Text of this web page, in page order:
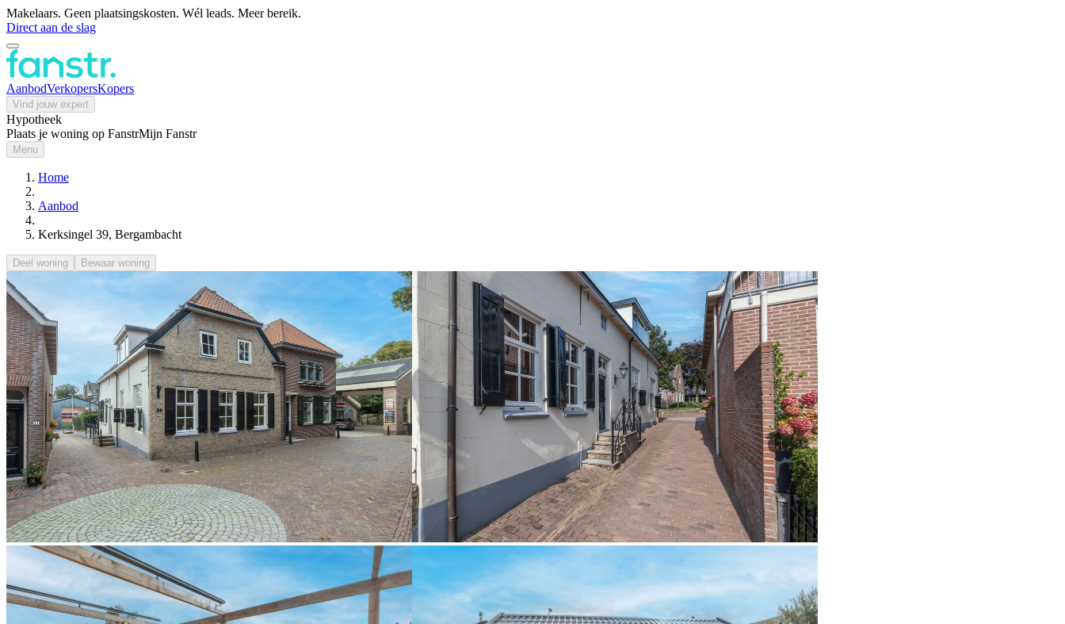
Makelaars. Geen plaatsingskosten. Wél leads. Meer bereik.
Direct aan de slag
AanbodVerkopersKopers
Vind jouw expert
Hypotheek
Plaats je woning op FanstrMijn Fanstr
Menu
Home
Aanbod
Kerksingel 39, Bergambacht
Deel woning Bewaar woning